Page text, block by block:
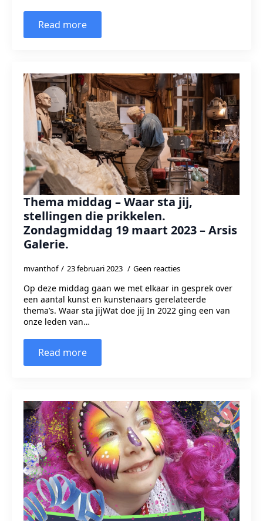
Read more
Thema middag – Waar sta jij,
stellingen die prikkelen.
Zondagmiddag 19 maart 2023 – Arsis
Galerie.
mvanthof 23 februari 2023 Geen reacties
Op deze middag gaan we met elkaar in gesprek over
een aantal kunst en kunstenaars gerelateerde
thema’s. Waar sta jijWat doe jij In 2022 ging een van
onze leden van…
Read more